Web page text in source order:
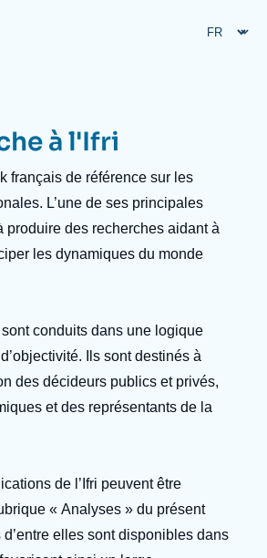
Se connecter
Proche-Orient
à l'Ifri
français de référence sur les
L’une de ses principales
produire des recherches aidant à
les dynamiques du monde
sont conduits dans une logique
Ils sont destinés à
des décideurs publics et privés,
et des représentants de la
de l’Ifri peuvent être
« Analyses » du présent
elles sont disponibles dans